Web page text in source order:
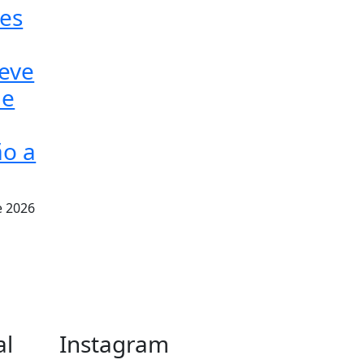
a
2026
Instagram